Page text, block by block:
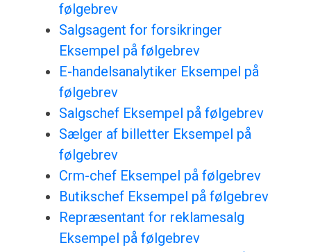
følgebrev
Salgsagent for forsikringer
Eksempel på følgebrev
E-handelsanalytiker Eksempel på
følgebrev
Salgschef Eksempel på følgebrev
Sælger af billetter Eksempel på
følgebrev
Crm-chef Eksempel på følgebrev
Butikschef Eksempel på følgebrev
Repræsentant for reklamesalg
Eksempel på følgebrev